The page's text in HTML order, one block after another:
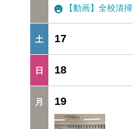
【動画】全校清掃
17
18
19